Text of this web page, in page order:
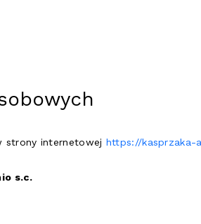
strony internetowej https://kasprzaka-
s.c.